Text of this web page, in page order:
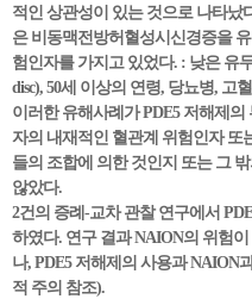
적인 상관성이 있는 것으로 나타났
은 비동맥전방허혈성시신경증을
험인자를 가지고 있었다. : 낮은 유
disc), 50세 이상의 연령, 당뇨병, 고
이러한 유해사례가 PDE5 저해제
자의 내재적인 혈관계 위험인자 또
들의 조합에 의한 것인지 또는 그
않았다.
2건의 증례-교차 관찰 연구에서
하였다. 연구 결과 NAION의 위험
나, PDE5 저해제의 사용과 NAION
적 주의 참조).